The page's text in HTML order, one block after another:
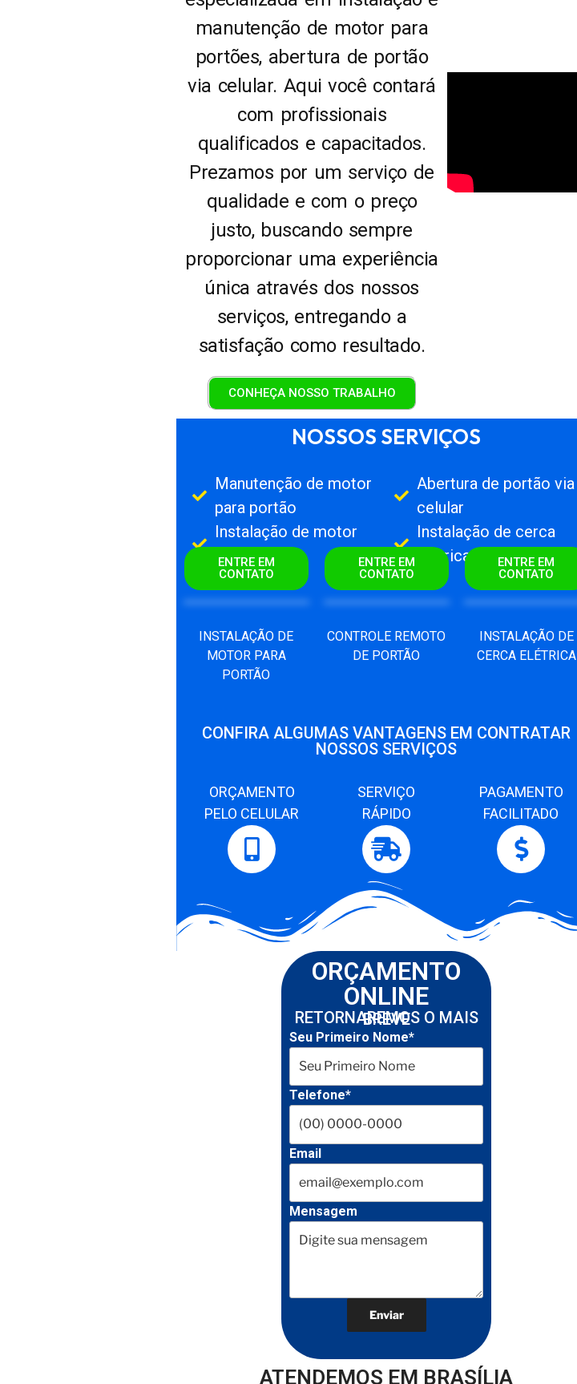
manutenção de motor para
portões, abertura de portão
via celular. Aqui você contará
com profissionais
qualificados e capacitados.
Prezamos por um serviço de
qualidade e com o preço
justo, buscando sempre
proporcionar uma experiência
única através dos nossos
serviços, entregando a
satisfação como resultado.
CONHEÇA NOSSO TRABALHO
NOSSOS SERVIÇOS
Manutenção de motor
para portão
Instalação de motor
para portão
Abertura de portão via
celular
Instalação de cerca
elétrica
ENTRE EM
CONTATO
INSTALAÇÃO DE
MOTOR PARA
PORTÃO
ENTRE EM
CONTATO
CONTROLE REMOTO
DE PORTÃO
ENTRE EM
CONTATO
INSTALAÇÃO DE
CERCA ELÉTRICA
CONFIRA ALGUMAS VANTAGENS EM CONTRATAR
NOSSOS SERVIÇOS
ORÇAMENTO
PELO CELULAR
SERVIÇO
RÁPIDO
PAGAMENTO
FACILITADO
ORÇAMENTO
ONLINE
RETORNAREMOS O MAIS BREVE
Seu Primeiro Nome*
Telefone*
Email
Mensagem
ATENDEMOS EM BRASÍLIA